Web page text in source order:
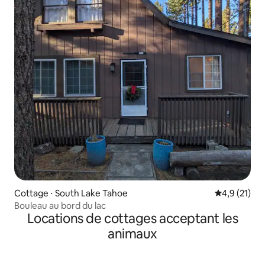
Cottage ⋅ South Lake Tahoe Évaluation
4,9 (21)
Bouleau au bord du lac
Locations de cottages acceptant les
animaux